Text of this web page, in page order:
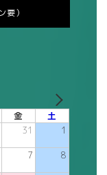
要）
金 土
31 1
7 8